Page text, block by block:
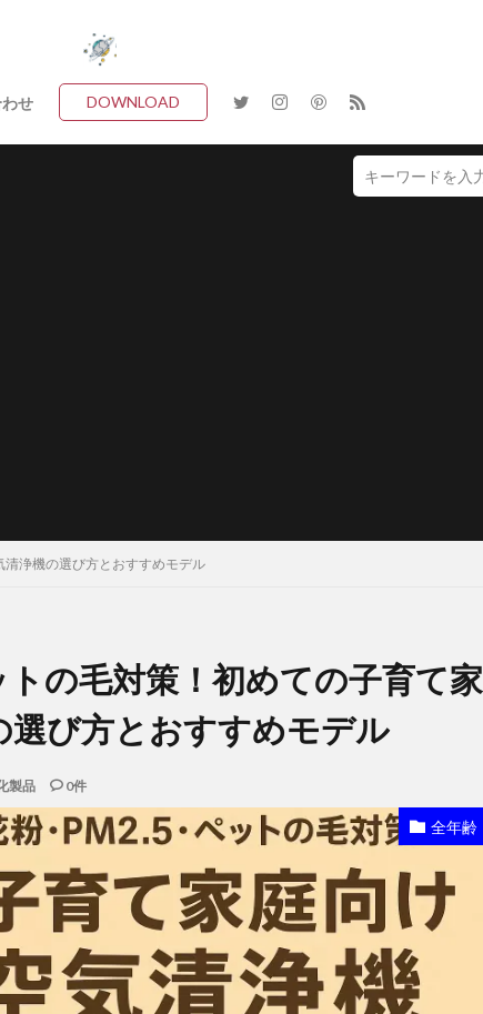
せ DOWNLOAD
浄機の選び方とおすすめモデル
の毛対策！初めての子育て家
選び方とおすすめモデル
製品 0件
全年齢